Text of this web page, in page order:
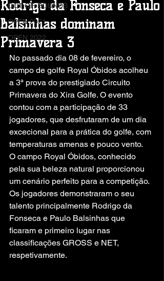
OUT-OF-BOUNDS
OPEN 2021
OPEN 2022
Rodrigo da Fonseca e Paulo
Balsinhas dominam
Primavera 3
No passado dia 08 de fevereiro, o
campo de golfe Royal Óbidos acolheu
a 3ª prova do prestigiado Circuito
Primavera do Xira Golfe. O evento
contou com a participação de 33
jogadores, que desfrutaram de um dia
excecional para a prática do golfe, com
temperaturas amenas e pouco vento.
O campo Royal Óbidos, conhecido
pela sua beleza natural proporcionou
um cenário perfeito para a competição.
Os jogadores demonstraram o seu
talento principalmente Rodrigo da
Fonseca e Paulo Balsinhas que
ficaram e primeiro lugar nas
classificações GROSS e NET,
respetivamente.